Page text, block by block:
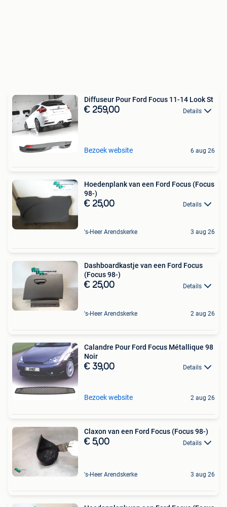
Diffuseur Pour Ford Focus 11-14 Look St
€ 259,00 Details
Bezoek website 6 aug 26
Hoedenplank van een Ford Focus (Focus
98-)
€ 25,00 Details
's-Heer Arendskerke 3 aug 26
Dashboardkastje van een Ford Focus
(Focus 98-)
€ 25,00 Details
's-Heer Arendskerke 2 aug 26
Calandre Pour Ford Focus Métallique 98
Noir
€ 39,00 Details
Bezoek website 2 aug 26
Claxon van een Ford Focus (Focus 98-)
€ 5,00 Details
's-Heer Arendskerke 3 aug 26